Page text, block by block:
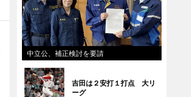
中立公、補正検討を要請
吉田は２安打１打点 大リ
ーグ